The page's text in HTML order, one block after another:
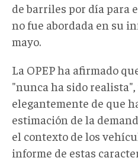
de barriles por día para
no fue abordada en su
mayo.
La OPEP ha afirmado
"nunca ha sido realista",
elegantemente de que
estimación de la
el contexto de los
informe de estas